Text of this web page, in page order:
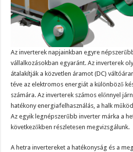
Az inverterek napjainkban egyre
vállalkozásokban egyaránt. Az inverterek
átalakítják a közvetlen áramot (DC)
téve az elektromos energiát a különböző
számára. Az inverterek számos előnnyel
hatékony energiafelhasználás, a halk
Az egyik legnépszerűbb inverter márka a
következőkben részletesen megvizsgálunk.
A hetra invertereket a hatékonyság és a